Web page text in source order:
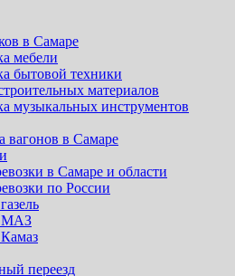
в Самаре
мебели
бытовой техники
материалов
музыкальных инструментов
вагонов в Самаре
в Самаре и области
по России
МАЗ
Камаз
переезд